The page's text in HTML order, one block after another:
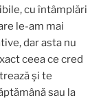
cu întâmplări
le-am mai
dar asta nu
ceea ce cred
şi te
sau la